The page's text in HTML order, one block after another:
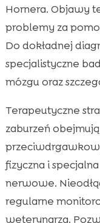
Hornera. Objawy
problemy za
Do dokładnej
specjalistyczne
mózgu oraz
Terapeutyczne
zaburzeń
fizyczna i
nerwowe.
regularne
weterynarza.